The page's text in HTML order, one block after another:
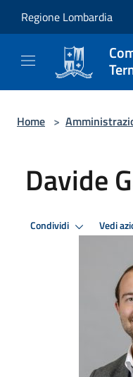
Regione Lombardia
Home >
Davide
Condividi Vedi